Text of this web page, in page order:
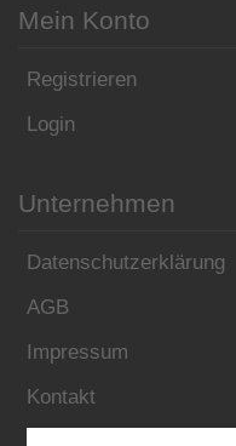
Mein Konto
Registrieren
Login
Unternehmen
Datenschutzerklärung
AGB
Impressum
Kontakt